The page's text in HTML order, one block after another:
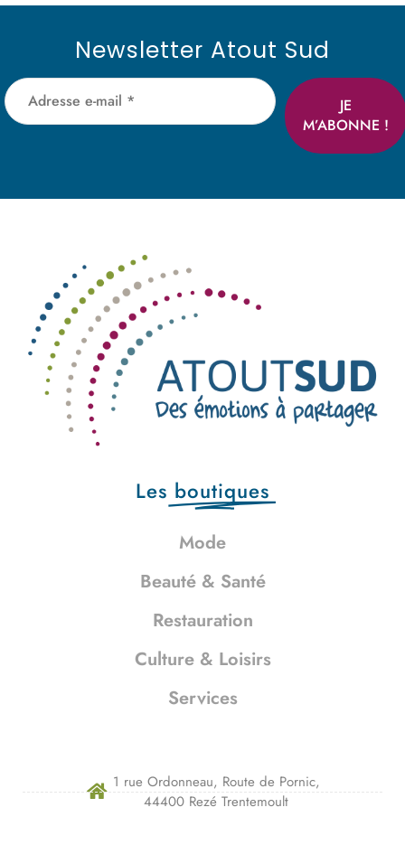
Newsletter Atout Sud
Les boutiques
Mode
Beauté & Santé
Restauration
Culture & Loisirs
Services
1 rue Ordonneau, Route de Pornic,
44400 Rezé Trentemoult